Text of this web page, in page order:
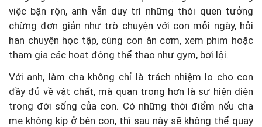
việc bận rộn, anh vẫn duy trì những thói quen tưởng
chừng đơn giản như trò chuyện với con mỗi ngày, hỏi
han chuyện học tập, cùng con ăn cơm, xem phim hoặc
tham gia các hoạt động thể thao như gym, bơi lội.
Với anh, làm cha không chỉ là trách nhiệm lo cho con
đầy đủ về vật chất, mà quan trọng hơn là sự hiện diện
trong đời sống của con. Có những thời điểm nếu cha
mẹ không kịp ở bên con, thì sau này sẽ không thể quay